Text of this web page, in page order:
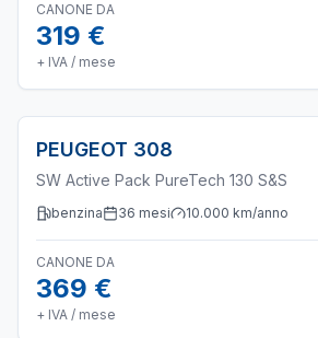
CANONE DA
319 €
+ IVA / mese
PEUGEOT 308
SW Active Pack PureTech 130 S&S
benzina 36 mesi 10.000 km/anno
CANONE DA
369 €
+ IVA / mese